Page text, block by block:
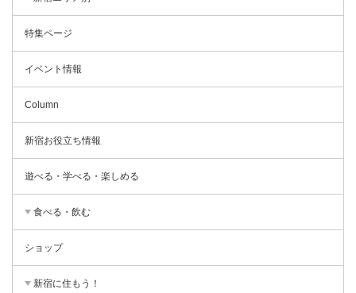
特集ページ
イベント情報
Column
新宿お役立ち情報
遊べる・学べる・楽しめる
食べる・飲む
ショップ
新宿に住もう！